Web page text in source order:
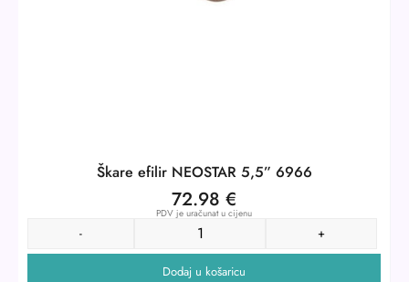
Škare efilir NEOSTAR 5,5” 6966
72.98 €
PDV je uračunat u cijenu
- +
Dodaj u košaricu